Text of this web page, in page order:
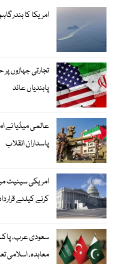
امریکا کا
تجارتی جہازوں
پابندیاں عائد
عالمی میڈیا نے
پاسداران انقلاب
امریکی سینیٹ
کرنے کیلئے
سعودی عرب،
معاہدہ، اسلامی